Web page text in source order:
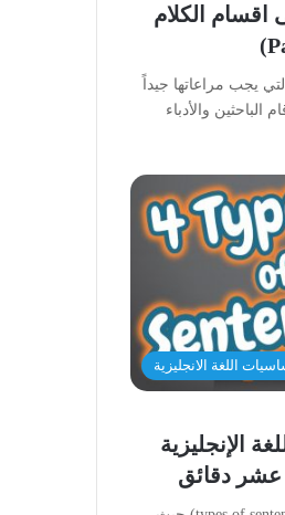
الكلام
يجب مراعاتها جيداً
الباحثين والأدباء
اللغة الانجليزية
الإنجليزية